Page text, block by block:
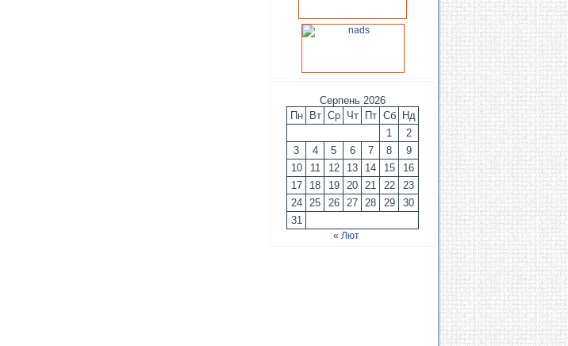
Серпень 2026
Пн
Вт Ср Чт Пт Сб
Нд
1
2
3
4 5 6 7 8
9
10
11 12 13 14 15
16
17
18 19 20 21 22
23
24
25 26 27 28 29
30
31
« Лют